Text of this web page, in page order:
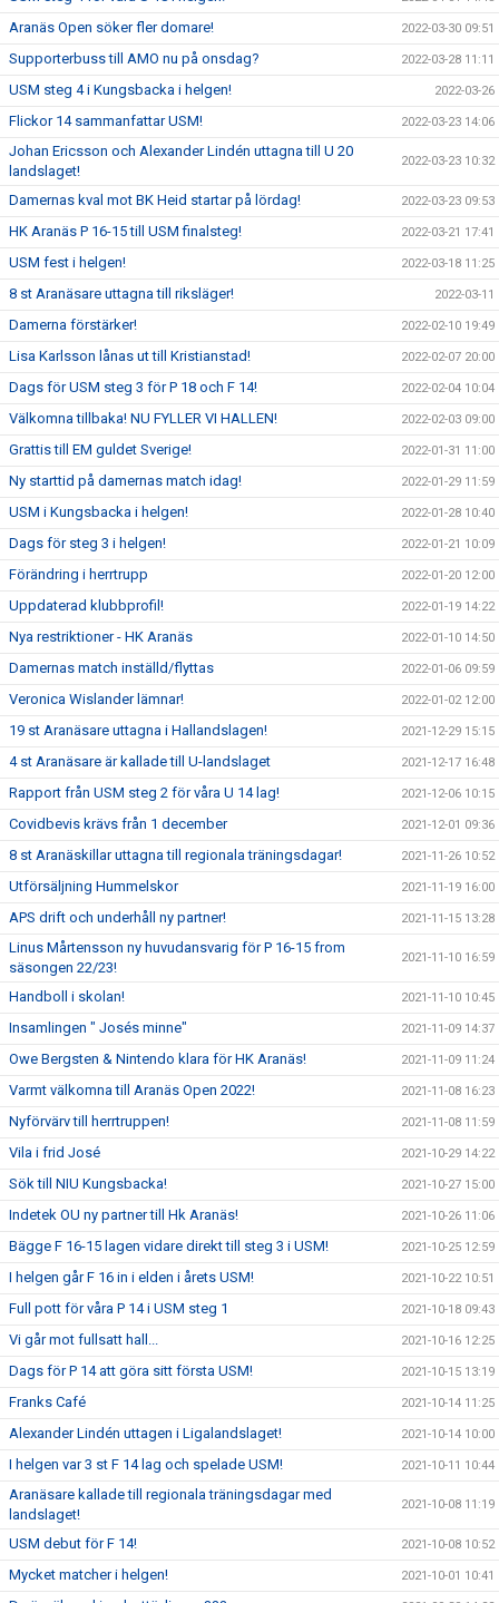
Aranäs Open söker fler domare! 2022-03-30 09:51
Supporterbuss till AMO nu på onsdag? 2022-03-28 11:11
USM steg 4 i Kungsbacka i helgen! 2022-03-26
Flickor 14 sammanfattar USM! 2022-03-23 14:06
Johan Ericsson och Alexander Lindén uttagna till U 20
landslaget!
2022-03-23 10:32
Damernas kval mot BK Heid startar på lördag! 2022-03-23 09:53
HK Aranäs P 16-15 till USM finalsteg! 2022-03-21 17:41
USM fest i helgen! 2022-03-18 11:25
8 st Aranäsare uttagna till riksläger! 2022-03-11
Damerna förstärker! 2022-02-10 19:49
Lisa Karlsson lånas ut till Kristianstad! 2022-02-07 20:00
Dags för USM steg 3 för P 18 och F 14! 2022-02-04 10:04
Välkomna tillbaka! NU FYLLER VI HALLEN! 2022-02-03 09:00
Grattis till EM guldet Sverige! 2022-01-31 11:00
Ny starttid på damernas match idag! 2022-01-29 11:59
USM i Kungsbacka i helgen! 2022-01-28 10:40
Dags för steg 3 i helgen! 2022-01-21 10:09
Förändring i herrtrupp 2022-01-20 12:00
Uppdaterad klubbprofil! 2022-01-19 14:22
Nya restriktioner - HK Aranäs 2022-01-10 14:50
Damernas match inställd/flyttas 2022-01-06 09:59
Veronica Wislander lämnar! 2022-01-02 12:00
19 st Aranäsare uttagna i Hallandslagen! 2021-12-29 15:15
4 st Aranäsare är kallade till U-landslaget 2021-12-17 16:48
Rapport från USM steg 2 för våra U 14 lag! 2021-12-06 10:15
Covidbevis krävs från 1 december 2021-12-01 09:36
8 st Aranäskillar uttagna till regionala träningsdagar! 2021-11-26 10:52
Utförsäljning Hummelskor 2021-11-19 16:00
APS drift och underhåll ny partner! 2021-11-15 13:28
Linus Mårtensson ny huvudansvarig för P 16-15 from
säsongen 22/23!
2021-11-10 16:59
Handboll i skolan! 2021-11-10 10:45
Insamlingen " Josés minne" 2021-11-09 14:37
Owe Bergsten & Nintendo klara för HK Aranäs! 2021-11-09 11:24
Varmt välkomna till Aranäs Open 2022! 2021-11-08 16:23
Nyförvärv till herrtruppen! 2021-11-08 11:59
Vila i frid José 2021-10-29 14:22
Sök till NIU Kungsbacka! 2021-10-27 15:00
Indetek OU ny partner till Hk Aranäs! 2021-10-26 11:06
Bägge F 16-15 lagen vidare direkt till steg 3 i USM! 2021-10-25 12:59
I helgen går F 16 in i elden i årets USM! 2021-10-22 10:51
Full pott för våra P 14 i USM steg 1 2021-10-18 09:43
Vi går mot fullsatt hall... 2021-10-16 12:25
Dags för P 14 att göra sitt första USM! 2021-10-15 13:19
Franks Café 2021-10-14 11:25
Alexander Lindén uttagen i Ligalandslaget! 2021-10-14 10:00
I helgen var 3 st F 14 lag och spelade USM! 2021-10-11 10:44
Aranäsare kallade till regionala träningsdagar med
landslaget!
2021-10-08 11:19
USM debut för F 14! 2021-10-08 10:52
Mycket matcher i helgen! 2021-10-01 10:41